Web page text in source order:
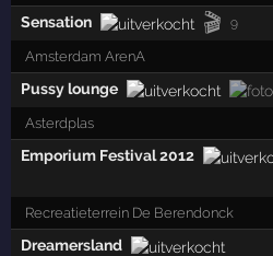
Sensation 🎬 9
Amsterdam ArenA
Pussy lounge
Asterdplas
Emporium Festival 2012
Recreatieterrein De Berendonck
Dreamersland